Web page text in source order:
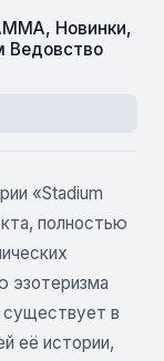
, Новинки,
Ведовство
«Stadium
полностью
эзотеризма
существует в
её истории,